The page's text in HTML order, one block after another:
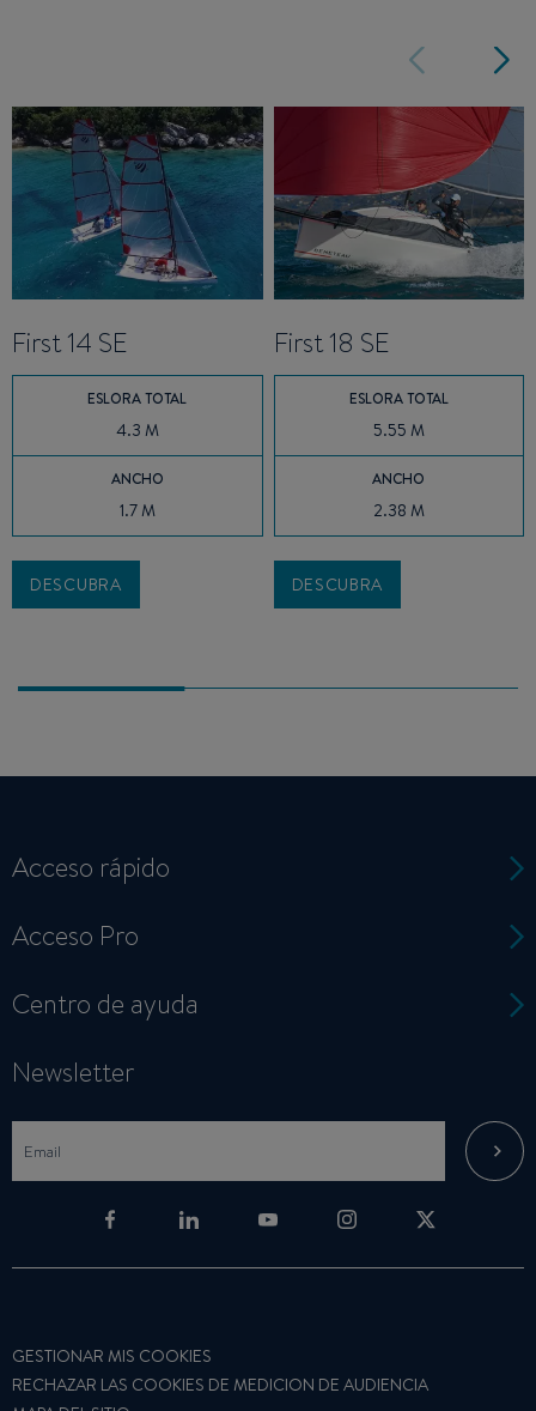
First 14 SE
ESLORA TOTAL
4.3 M
ANCHO
1.7 M
DESCUBRA
First 18 SE
ESLORA TOTAL
5.55 M
ANCHO
2.38 M
DESCUBRA
Acceso rápido
Acceso Pro
Centro de ayuda
Newsletter
GESTIONAR MIS COOKIES
RECHAZAR LAS COOKIES DE MEDICION DE AUDIENCIA